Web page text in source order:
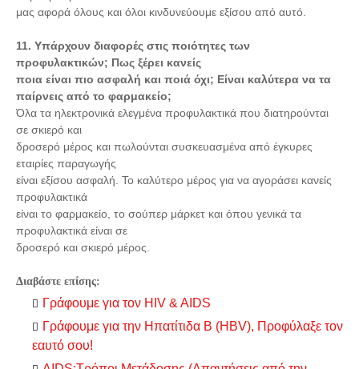
μας αφορά όλους και όλοι κινδυνεύουμε εξίσου από αυτό.
11. Υπάρχουν διαφορές στις ποιότητες των
προφυλακτικών; Πως ξέρει κανείς
ποια είναι πιο ασφαλή και ποιά όχι; Είναι καλύτερα να τα
παίρνεις από το φαρμακείο;
Όλα τα ηλεκτρονικά ελεγμένα προφυλακτικά που διατηρούνται
σε σκιερό και
δροσερό μέρος και πωλούνται συσκευασμένα από έγκυρες
εταιρίες παραγωγής
είναι εξίσου ασφαλή. Το καλύτερο μέρος για να αγοράσει κανείς
προφυλακτικά
είναι το φαρμακείο, το σούπερ μάρκετ και όπου γενικά τα
προφυλακτικά είναι σε
δροσερό και σκιερό μέρος.
Διαβάστε επίσης:
Γράφουμε για τον HIV & AIDS
Γράφουμε για την Ηπατίτιδα Β (HBV), Προφύλαξε τον
εαυτό σου!